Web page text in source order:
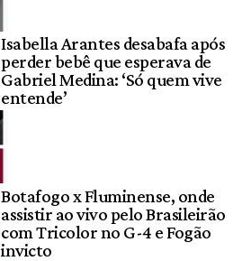
Isabella Arantes desabafa após
perder bebê que esperava de
Gabriel Medina: ‘Só quem vive
entende’
Botafogo x Fluminense, onde
assistir ao vivo pelo Brasileirão
com Tricolor no G-4 e Fogão
invicto